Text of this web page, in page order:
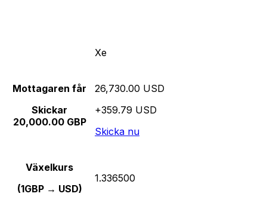
Xe
Mottagaren får
Skickar
20,000.00 GBP
26,730.00 USD
+359.79 USD
Skicka nu
Växelkurs
(1GBP → USD)
1.336500